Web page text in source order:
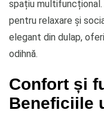
spațiu
pentru relaxare și
elegant din dulap,
odihnă.
Confort și
Beneficiile